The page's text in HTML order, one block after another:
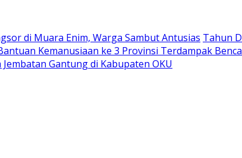
di Muara Enim, Warga Sambut Antusias Tahun
Kemanusiaan ke 3 Provinsi Terdampak
Gantung di Kabupaten OKU